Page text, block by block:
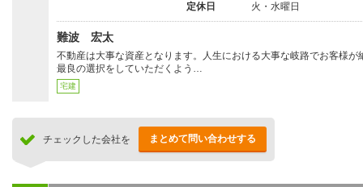
定休日 火・水曜日
難波 宏太
不動産は大事な資産となります。人生における大事な岐路でお客様が
最良の選択をしていただくよう…
宅建
チェックした会社を まとめて問い合わせする